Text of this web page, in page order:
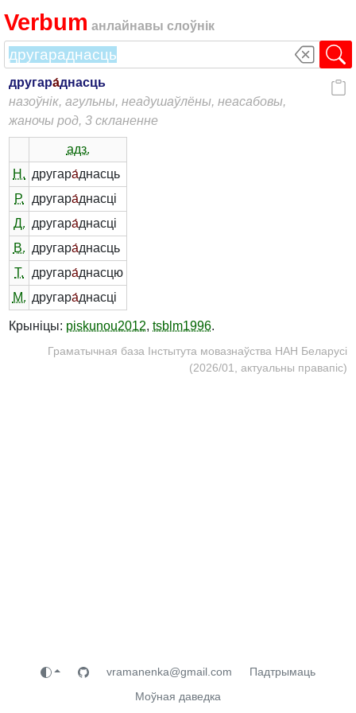
Verbum анлайнавы слоўнік
другара́днасць
назоўнік, агульны, неадушаўлёны, неасабовы,
жаночы род, 3 скланенне
адз.
Н. другара́днасць
Р.
другара́днасці
Д. другара́днасці
В. другара́днасць
Т.
другара́днасцю
М. другара́днасці
Крыніцы: piskunou2012, tsblm1996.
Граматычная база Інстытута мовазнаўства НАН Беларусі
(2026/01, актуальны правапіс)
vramanenka@gmail.com
Падтрымаць
Моўная даведка